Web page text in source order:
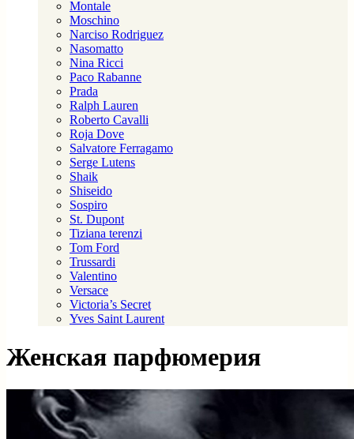
Montale
Moschino
Narciso Rodriguez
Nasomatto
Nina Ricci
Paco Rabanne
Prada
Ralph Lauren
Roberto Cavalli
Roja Dove
Salvatore Ferragamo
Serge Lutens
Shaik
Shiseido
Sospiro
St. Dupont
Tiziana terenzi
Tom Ford
Trussardi
Valentino
Versace
Victoria’s Secret
Yves Saint Laurent
Женская парфюмерия